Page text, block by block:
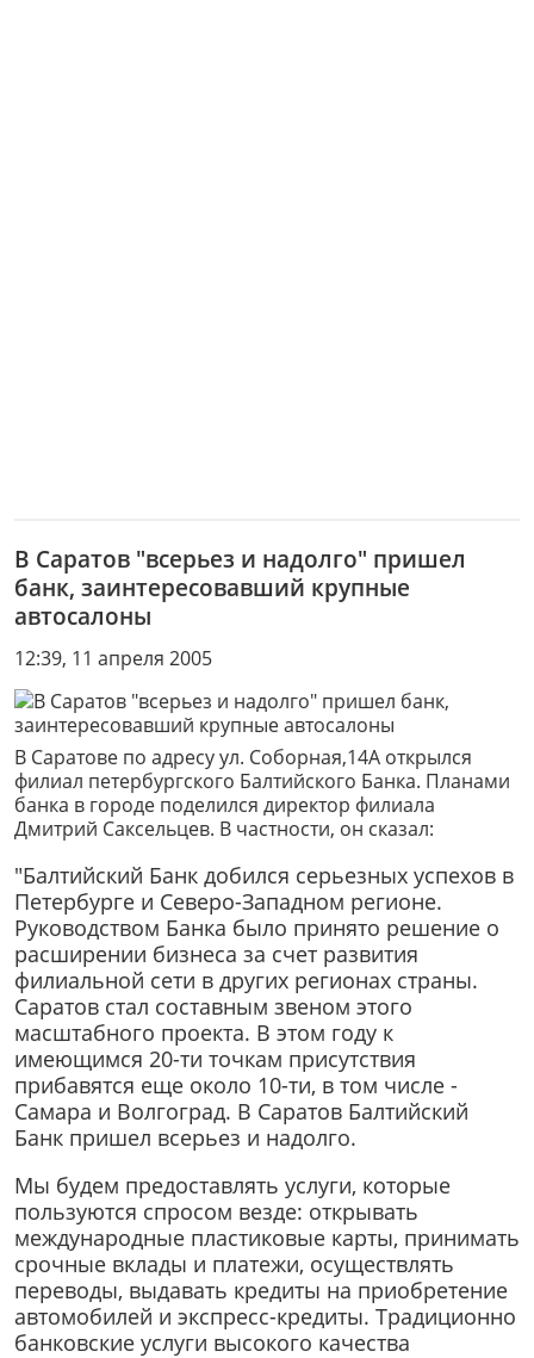
В Саратов "всерьез и надолго" пришел
банк, заинтересовавший крупные
автосалоны
12:39, 11 апреля 2005
В Саратове по адресу ул. Соборная,14А открылся
филиал петербургского Балтийского Банка. Планами
банка в городе поделился директор филиала
Дмитрий Саксельцев. В частности, он сказал:
"Балтийский Банк добился серьезных успехов в
Петербурге и Северо-Западном регионе.
Руководством Банка было принято решение о
расширении бизнеса за счет развития
филиальной сети в других регионах страны.
Саратов стал составным звеном этого
масштабного проекта. В этом году к
имеющимся 20-ти точкам присутствия
прибавятся еще около 10-ти, в том числе -
Самара и Волгоград. В Саратов Балтийский
Банк пришел всерьез и надолго.
Мы будем предоставлять услуги, которые
пользуются спросом везде: открывать
международные пластиковые карты, принимать
срочные вклады и платежи, осуществлять
переводы, выдавать кредиты на приобретение
автомобилей и экспресс-кредиты. Традиционно
банковские услуги высокого качества